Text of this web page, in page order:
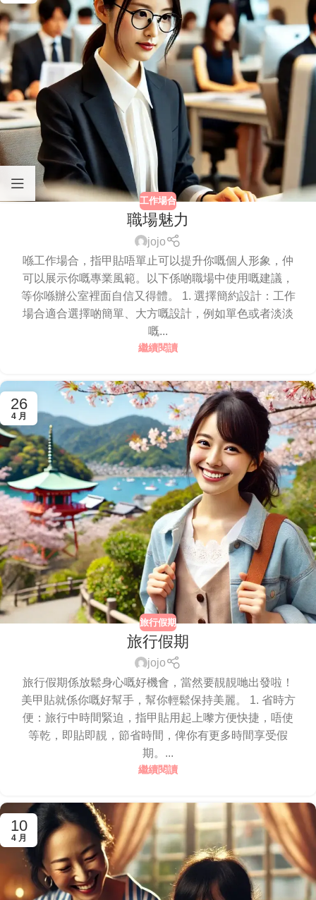
工作場合
職場魅力
jojo
喺工作場合，指甲貼唔單止可以提升你嘅個人形象，仲
可以展示你嘅專業風範。以下係啲職場中使用嘅建議，
等你喺辦公室裡面自信又得體。 1. 選擇簡約設計：工作
場合適合選擇啲簡單、大方嘅設計，例如單色或者淡淡
嘅...
繼續閱讀
26
4 月
旅行假期
旅行假期
jojo
旅行假期係放鬆身心嘅好機會，當然要靚靚哋出發啦！
美甲貼就係你嘅好幫手，幫你輕鬆保持美麗。 1. 省時方
便：旅行中時間緊迫，指甲貼用起上嚟方便快捷，唔使
等乾，即貼即靚，節省時間，俾你有更多時間享受假
期。...
繼續閱讀
10
4 月